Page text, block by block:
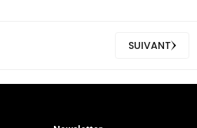
SUIVANT